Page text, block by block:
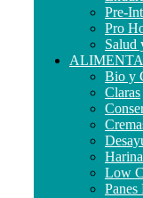
Pre-
Pro
Salud
Bio y
Claras
Low
Panes